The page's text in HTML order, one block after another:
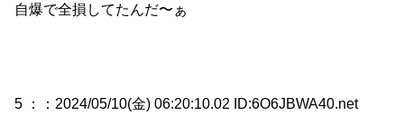
自爆で全損してたんだ〜ぁ
5 ： ：2024/05/10(金) 06:20:10.02 ID:6O6JBWA40.net